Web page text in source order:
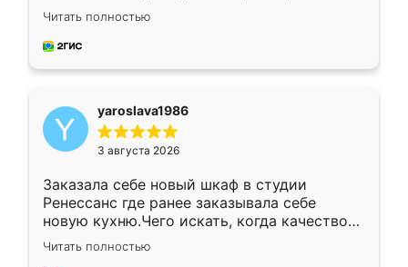
недели кухня была уже готова. Остались
довольны работой. Спасибо Ренессанс
мебель за качественную работу!
Читать полностью
yaroslava1986
3 августа 2026
Заказала себе новый шкаф в студии
Ренессанс где ранее заказывала себе
новую кухню.Чего искать, когда качеством
вполне довольна. Служит кухня уже почти
два года, нареканий нет.
Читать полностью